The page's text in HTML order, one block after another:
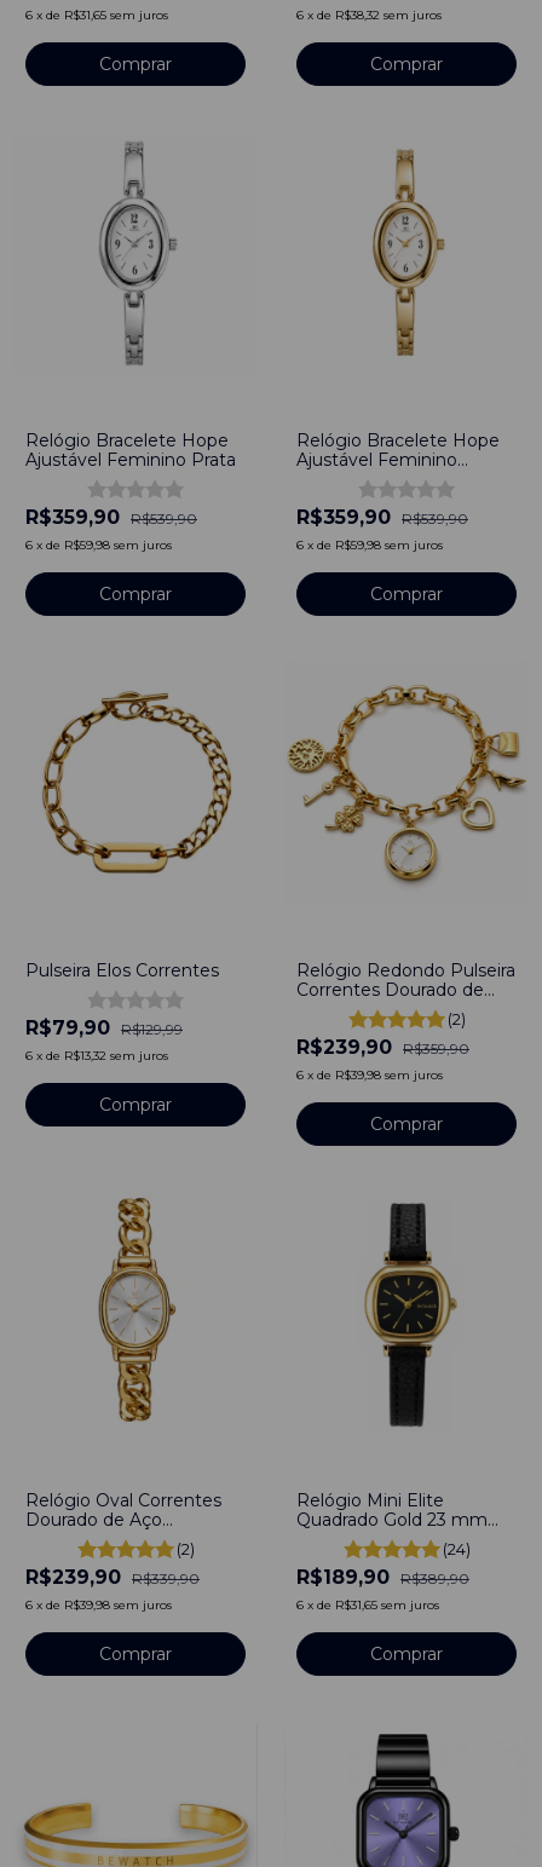
6 x de R$31,65 sem juros 6 x de R$38,32 sem juros
Relógio Bracelete Hope
Ajustável Feminino Prata
R$359,90 R$539,90
6 x de R$59,98 sem juros
Relógio Bracelete Hope
Ajustável Feminino
Dourado
R$359,90 R$539,90
6 x de R$59,98 sem juros
Pulseira Elos Correntes
R$79,90 R$129,99
6 x de R$13,32 sem juros
Relógio Redondo Pulseira
Correntes Dourado de
Aço Inoxidável
(2)
R$239,90 R$359,90
6 x de R$39,98 sem juros
Comprar
Relógio Oval Correntes
Dourado de Aço
Inoxidável
(2)
R$239,90 R$339,90
6 x de R$39,98 sem juros
Comprar
Relógio Mini Elite
Quadrado Gold 23 mm
(24)
R$189,90 R$389,90
6 x de R$31,65 sem juros
Comprar